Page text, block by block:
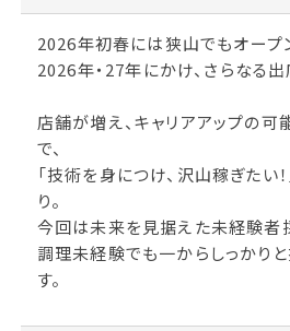
2026年初春には狭山でもオープ
2026年・27年にかけ、さらなる出
店舗が増え、キャリアアップの可
で、
「技術を身につけ、沢山稼ぎたい
り。
今回は未来を見据えた未経験者
調理未経験でも一からしっかり
す。